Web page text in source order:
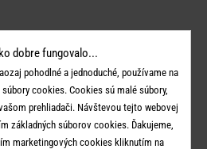
dobre fungovalo...
pohodlné a jednoduché, používame na
cookies. Cookies sú malé súbory,
prehliadači. Návštevou tejto webovej
základných súborov cookies. Ďakujeme,
marketingových cookies kliknutím na